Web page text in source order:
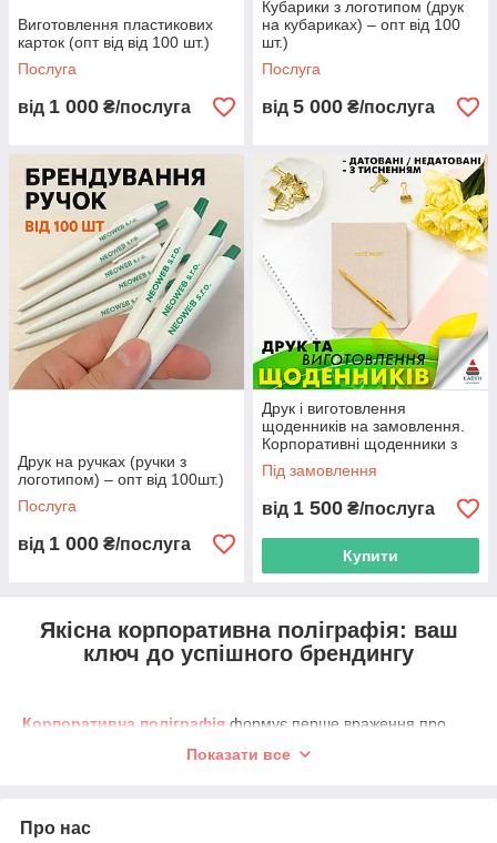
Виготовлення пластикових
карток (опт від від 100 шт.)
Послуга
від 1 000 ₴/послуга
Кубарики з логотипом (друк
на кубариках) – опт від 100
шт.)
Послуга
від 5 000 ₴/послуга
Друк на ручках (ручки з
логотипом) – опт від 100шт.)
Послуга
від 1 000 ₴/послуга
Друк і виготовлення
щоденників на замовлення.
Корпоративні щоденники з
логотипами
Під замовлення
від 1 500 ₴/послуга
Купити
Якісна корпоративна поліграфія: ваш
ключ до успішного брендингу
Корпоративна поліграфія формує перше враження про
кожному дотику з клієнтом - від листа з пропозицією до
структурує інформацію, спрощує продажі та підвищує довіру.
Показати все
Про нас